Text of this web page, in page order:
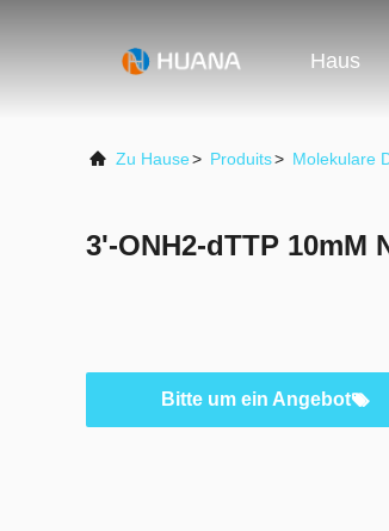
Haus
Zu Hause> Produits> Molekulare
3'-ONH2-dTTP 10mM
Bitte um ein Angebot